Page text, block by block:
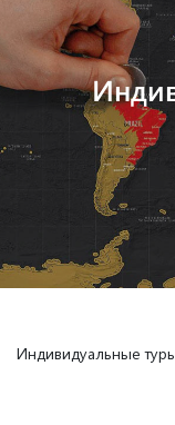
Индивидуальные